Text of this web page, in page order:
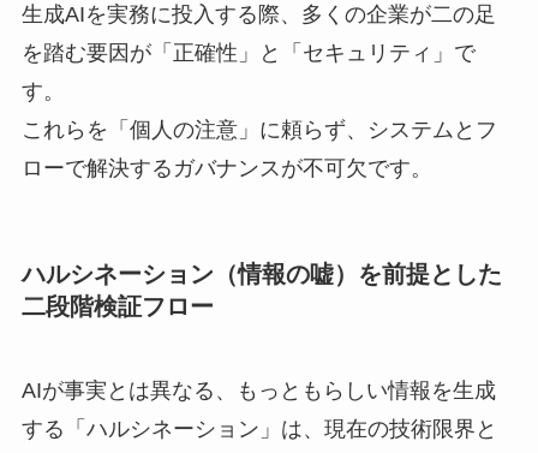
生成AIを実務に投入する際、多くの企業が二の足
を踏む要因が「正確性」と「セキュリティ」で
す。
これらを「個人の注意」に頼らず、システムとフ
ローで解決するガバナンスが不可欠です。
ハルシネーション（情報の嘘）を前提とした
二段階検証フロー
AIが事実とは異なる、もっともらしい情報を生成
する「ハルシネーション」は、現在の技術限界と